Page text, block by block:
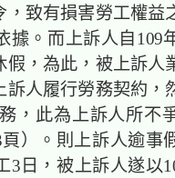
，致有損害勞工權益
據。而上訴人自109
假，為此，被上訴人
訴人履行勞務契約，
，此為上訴人所不
）。則上訴人逾事
3日，被上訴人遂以